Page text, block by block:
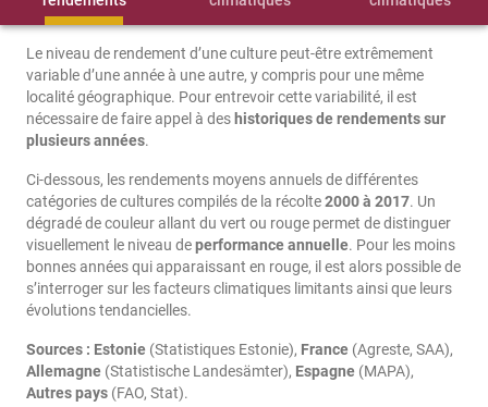
Le niveau de rendement d’une culture peut-être extrêmement
variable d’une année à une autre, y compris pour une même
localité géographique. Pour entrevoir cette variabilité, il est
nécessaire de faire appel à des historiques de rendements sur
plusieurs années.
Ci-dessous, les rendements moyens annuels de différentes
catégories de cultures compilés de la récolte2000 à 2017. Un
dégradé de couleur allant du vert ou rouge permet de distinguer
visuellement le niveau deperformance annuelle. Pour les moins
bonnes années qui apparaissant en rouge, il est alors possible de
s’interroger sur les facteurs climatiques limitants ainsi que leurs
évolutions tendancielles.
Sources : Estonie (Statistiques Estonie), France (Agreste, SAA),
Allemagne (Statistische Landesämter), Espagne (MAPA),
Autres pays (FAO, Stat).